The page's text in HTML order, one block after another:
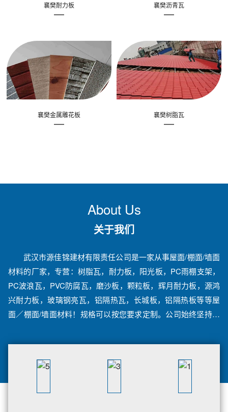
襄樊耐力板 襄樊沥青瓦
襄樊金属雕花板 襄樊树脂瓦
About Us
关于我们
武汉市源佳锦建材有限责任公司是一家从事屋面/棚面/墙面
材料的厂家，专营：树脂瓦，耐力板，阳光板，PC雨棚支架，
PC波浪瓦，PVC防腐瓦，磨沙板，颗粒板，辉月耐力板，源鸿
兴耐力板，玻璃钢亮瓦，铝隔热瓦，长城板，铝隔热板等等屋
面／棚面/墙面材料！规格可以按您要求定制。公司始终坚持把
宗旨，把诚信负责作为经营理念。欢迎来电咨询！